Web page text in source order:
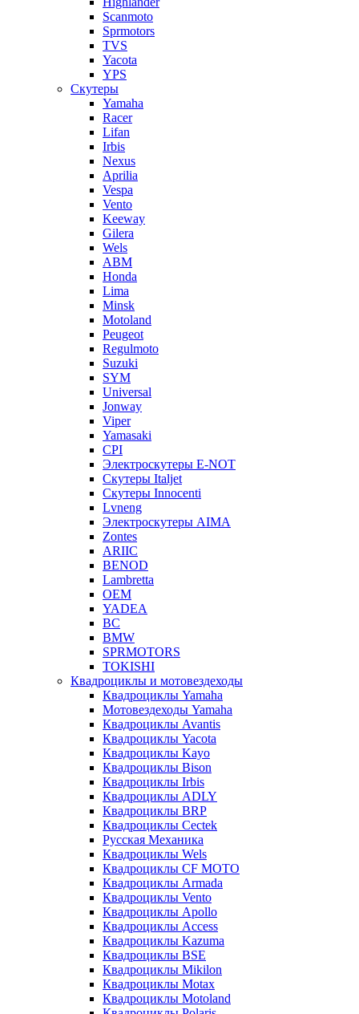
Scanmoto
Sprmotors
TVS
Yacota
YPS
Скутеры
Yamaha
Racer
Lifan
Irbis
Nexus
Aprilia
Vespa
Vento
Keeway
Gilera
Wels
ABM
Honda
Lima
Minsk
Motoland
Peugeot
Regulmoto
Suzuki
SYM
Universal
Jonway
Viper
Yamasaki
CPI
Электроскутеры E-NOT
Скутеры Italjet
Скутеры Innocenti
Lvneng
Электроскутеры AIMA
Zontes
ARIIC
BENOD
Lambretta
OEM
YADEA
BC
BMW
SPRMOTORS
TOKISHI
Квадроциклы и мотовездеходы
Квадроциклы Yamaha
Мотовездеходы Yamaha
Квадроциклы Avantis
Квадроциклы Yacota
Квадроциклы Kayo
Квадроциклы Bison
Квадроциклы Irbis
Квадроциклы ADLY
Квадроциклы BRP
Квадроциклы Cectek
Русская Механика
Квадроциклы Wels
Квадроциклы CF MOTO
Квадроциклы Armada
Квадроциклы Vento
Квадроциклы Apollo
Квадроциклы Access
Квадроциклы Kazuma
Квадроциклы BSE
Квадроциклы Mikilon
Квадроциклы Motax
Квадроциклы Motoland